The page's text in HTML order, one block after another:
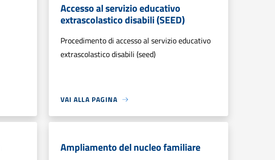
Accesso al servizio educativo
extrascolastico disabili (SEED)
Procedimento di accesso al servizio educativo
extrascolastico disabili (seed)
VAI ALLA PAGINA
Ampliamento del nucleo familiare